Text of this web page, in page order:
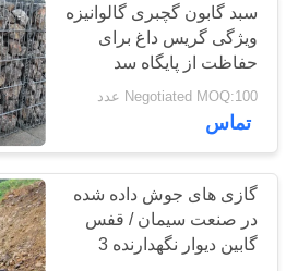
کارخانه
کنترل
کیفیت
مانع نظامی
92
سبد گابون گچبری گالوانیزه
ویژگی گریس داغ برای
حفاظت از پایگاه سد
حفاظتی
Negotiated MOQ:100 عدد
تماس
گازی های جوش داده شده
در صنعت سیمان / قفس
گابین دیوار نگهدارنده 3